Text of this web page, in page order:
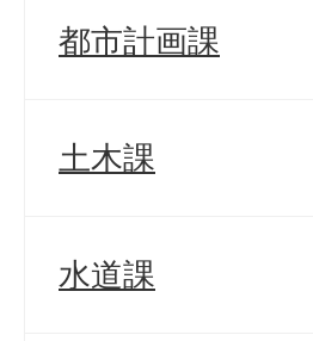
都市計画課
土木課
水道課